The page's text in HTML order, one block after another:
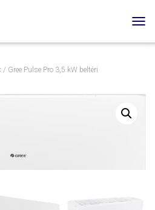
/ Gree Pulse Pro 3,5 kW beltéri